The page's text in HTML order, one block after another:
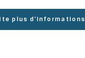
plus d'informations